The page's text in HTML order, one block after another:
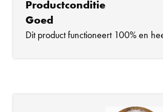
Productconditie
Goed
Dit product functioneert 100% en